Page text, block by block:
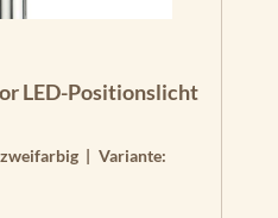
LED-Positionslicht
| Variante: